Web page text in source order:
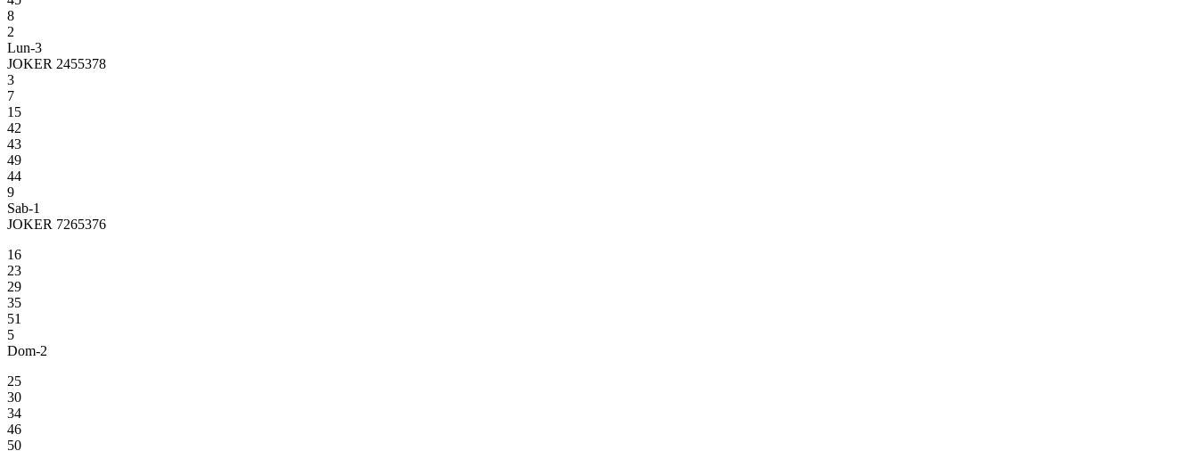
8
2
Lun-3
JOKER 2455378
3
7
15
42
43
49
44
9
Sab-1
JOKER 7265376
16
23
29
35
51
5
Dom-2
25
30
34
46
50